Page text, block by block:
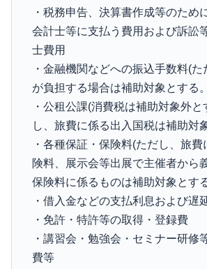
・税務申告、決算書作成等のため
会計士等に支払う費用および訴訟
士費用
・金融機関などへの振込手数料(
が負担する場合は補助対象とする
・公租公課(消費税は補助対象外
し、旅費に係る出入国税は補助対
・各種保証・保険料(ただし、旅
険料、展示会等出展で主催者から
保険料に係るものは補助対象とす
・借入金などの支払利息および遅
・免許・特許等の取得・登録費
・講習会・勉強会・セミナー研修
費等